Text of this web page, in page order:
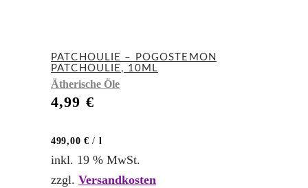
PATCHOULIE – POGOSTEMON
PATCHOULIE, 10ML
Ätherische Öle
4,99 €
499,00 € / l
inkl. 19 % MwSt.
zzgl. Versandkosten